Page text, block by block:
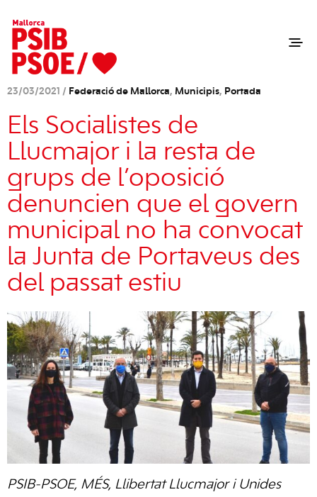
23/03/2021 / Federació de Mallorca, Municipis, Portada
Els Socialistes de
Llucmajor i la resta de
grups de l’oposició
denuncien que el govern
municipal no ha convocat
la Junta de Portaveus des
del passat estiu
PSIB-PSOE, MÉS, Llibertat Llucmajor i Unides